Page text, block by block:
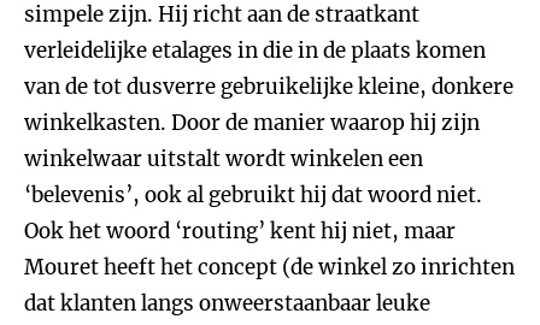
simpele zijn. Hij richt aan de straatkant
verleidelijke etalages in die in de plaats komen
van de tot dusverre gebruikelijke kleine, donkere
winkelkasten. Door de manier waarop hij zijn
winkelwaar uitstalt wordt winkelen een
‘belevenis’, ook al gebruikt hij dat woord niet.
Ook het woord ‘routing’ kent hij niet, maar
Mouret heeft het concept (de winkel zo inrichten
dat klanten langs onweerstaanbaar leuke